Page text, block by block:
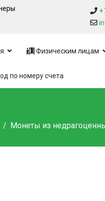
Физическим лицам
по номеру счета
Монеты из